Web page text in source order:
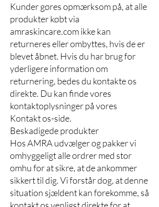
Kunder gøres opmærksom på, at alle
produkter købt via
amraskincare.com ikke kan
returneres eller ombyttes, hvis de er
blevet åbnet. Hvis du har brug for
yderligere information om
returnering, bedes du kontakte os
direkte. Du kan finde vores
kontaktoplysninger på vores
Kontakt os-side.
Beskadigede produkter
Hos AMRA udvælger og pakker vi
omhyggeligt alle ordrer med stor
omhu for at sikre, at de ankommer
sikkert til dig. Vi forstår dog, at denne
situation sjældent kan forekomme, så